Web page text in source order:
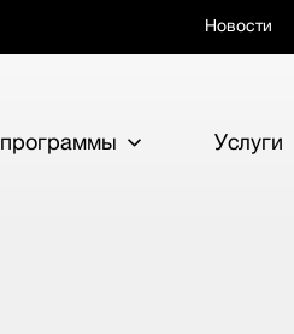
Новости
Услуги